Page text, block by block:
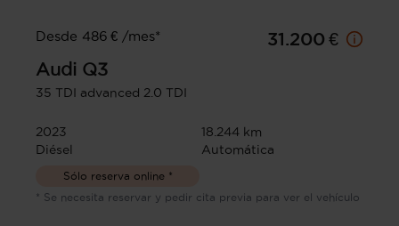
Desde 486 € /mes*
31.200 €
Audi Q3
35 TDI advanced 2.0 TDI
2023
18.244 km
Diésel
Automática
Sólo reserva online *
* Se necesita reservar y pedir cita previa para ver el vehículo